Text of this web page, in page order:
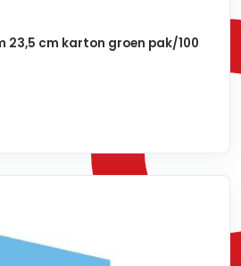
cm karton groen pak/100